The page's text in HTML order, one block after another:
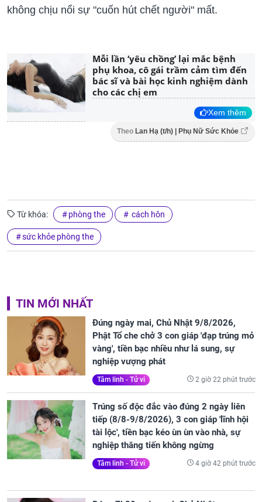
không chịu nổi sự "cuốn hút chết người" mất.
Mỗi lần ‘yêu chồng’ lại mắc bệnh
phụ khoa, cô gái trầm cảm tìm đến
bác sĩ và bài học kinh nghiệm dành
cho các chị em
Xem thêm
Theo Lan Hạ (t/h) | Phụ Nữ Sức Khỏe
Từ khóa: phòng the cách hôn
sức khỏe phòng the
TIN MỚI NHẤT
Đúng ngày mai, Chủ Nhật 9/8/2026,
Phật Tổ che chở 3 con giáp 'đạp trúng mỏ
vàng', tiền bạc nhiều như lá sung, sự
nghiệp vượng phát
Tâm linh - Tử vi 2 giờ 22 phút trước
Trúng số độc đắc vào đúng 2 ngày liên
tiếp (8/8-9/8/2026), 3 con giáp 'lĩnh hội
tài lộc', tiền bạc kéo ùn ùn vào nhà, sự
nghiệp thăng tiến không ngừng
Tâm linh - Tử vi 4 giờ 42 phút trước